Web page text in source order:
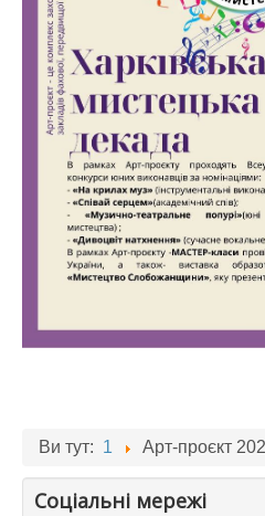
Ви тут: 1 Арт-проєкт
Соціальні мережі